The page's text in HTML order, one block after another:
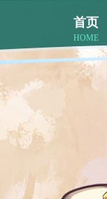
首页
HOME